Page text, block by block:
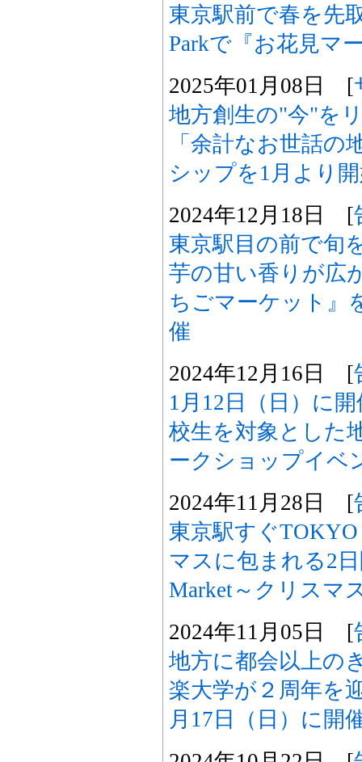
東京駅前で春を先
Parkで『お花見マ
2025年01月08日 [
地方創生の"今"を
「余計なお世話の
シップを1月より
2024年12月18日 [
東京駅目の前で旬
芋の甘い香りが広
ちごマーケット』
催
2024年12月16日 [
1月12日（日）に
校生を対象とした
ークショップイベ
2024年11月28日 [
東京駅すぐ
マスに包まれる2
Market～クリスマ
2024年11月05日 [
地方に都会以上の
楽大学が２周年を
月17日（日）に開